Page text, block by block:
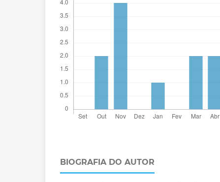
BIOGRAFIA DO AUTOR